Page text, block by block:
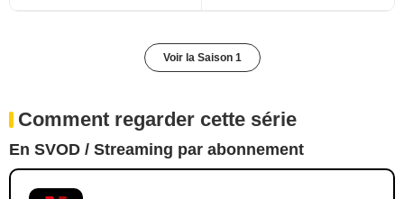
Voir la Saison 1
Comment regarder cette série
En SVOD / Streaming par abonnement